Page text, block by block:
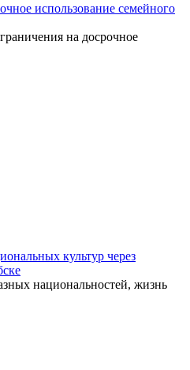
использование семейного
на досрочное
культур через
национальностей, жизнь